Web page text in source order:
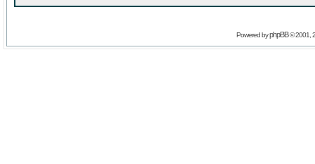
Powered byphpBB© 2001,